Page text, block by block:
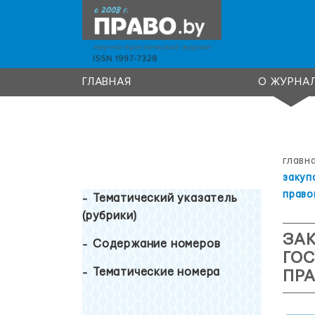
ГЛАВНАЯ О
Тематический указатель
(рубрики)
Содержание номеров
Тематические номера